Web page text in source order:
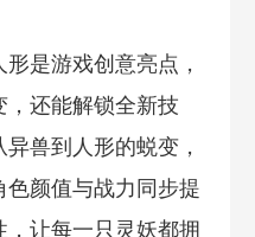
是游戏创意亮点，
还能解锁全新技
兽到人形的蜕变，
颜值与战力同步提
让每一只灵妖都拥